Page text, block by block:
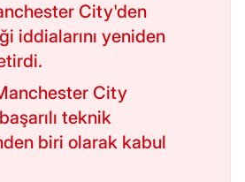
City'den
iddialarını yeniden
City
teknik
biri olarak kabul